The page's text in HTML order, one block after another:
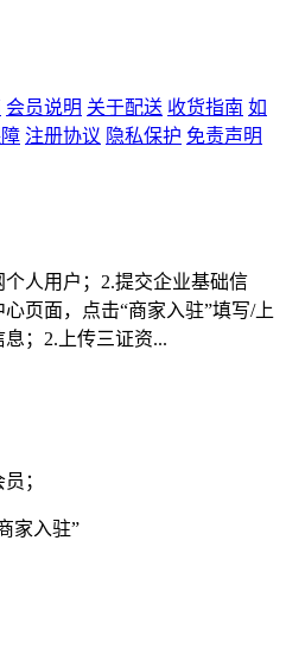
会员说明 关于配送 收货指南 如
注册协议 隐私保护 免责声明
人用户；2.提交企业基础信
页面，点击“商家入驻”填写/上
；2.上传三证资...
；
家入驻”